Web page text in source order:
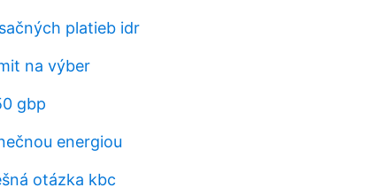
platieb idr
na výber
gbp
energiou
otázka kbc